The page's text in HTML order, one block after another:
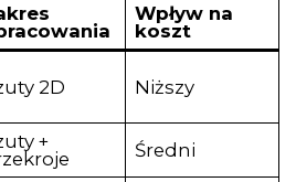
Wpływ na
koszt
2D Niższy
+
Średni